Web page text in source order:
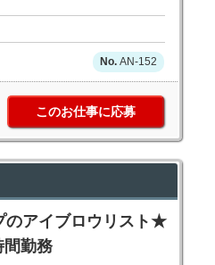
AN-152
このお仕事に応募
のアイブロウリスト★
勤務